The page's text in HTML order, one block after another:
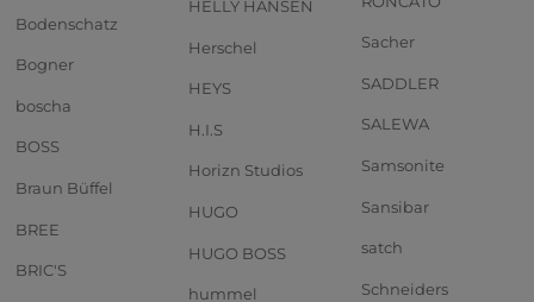
Bodenschatz
Bogner
boscha
BOSS
Braun Büffel
BREE
BRIC'S
HELLY HANSEN
Herschel
HEYS
H.I.S
Horizn Studios
HUGO
HUGO BOSS
hummel
Sacher
SADDLER
SALEWA
Samsonite
Sansibar
satch
Schneiders